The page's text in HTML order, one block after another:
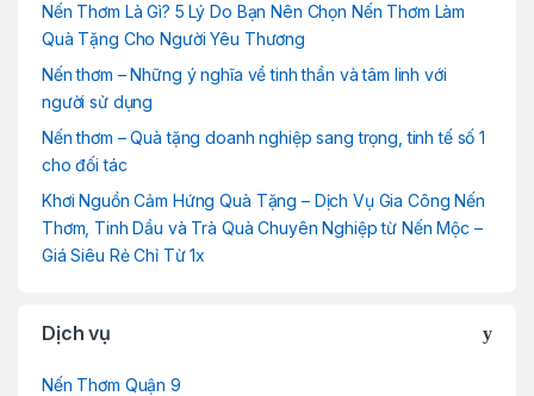
Nến Thơm Là Gì? 5 Lý Do Bạn Nên Chọn Nến Thơm Làm
Quà Tặng Cho Người Yêu Thương
Nến thơm – Những ý nghĩa về tinh thần và tâm linh với
người sử dụng
Nến thơm – Quà tặng doanh nghiệp sang trọng, tinh tế số 1
cho đối tác
Khơi Nguồn Cảm Hứng Quà Tặng – Dịch Vụ Gia Công Nến
Thơm, Tinh Dầu và Trà Quà Chuyên Nghiệp từ Nến Mộc –
Giá Siêu Rẻ Chỉ Từ 1x
Dịch vụ
Nến Thơm Quận 9